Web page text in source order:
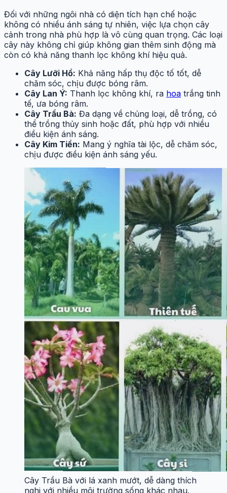
Đối với những ngôi nhà có diện tích hạn chế hoặc
không có nhiều ánh sáng tự nhiên, việc lựa chọn cây
cảnh trong nhà phù hợp là vô cùng quan trọng. Các loại
cây này không chỉ giúp không gian thêm sinh động mà
còn có khả năng thanh lọc không khí hiệu quả.
Cây Lưỡi Hổ: Khả năng hấp thụ độc tố tốt, dễ
chăm sóc, chịu được bóng râm.
Cây Lan Ý: Thanh lọc không khí, ra hoa trắng tinh
tế, ưa bóng râm.
Cây Trầu Bà: Đa dạng về chủng loại, dễ trồng, có
thể trồng thủy sinh hoặc đất, phù hợp với nhiều
điều kiện ánh sáng.
Cây Kim Tiền: Mang ý nghĩa tài lộc, dễ chăm sóc,
chịu được điều kiện ánh sáng yếu.
Cây Trầu Bà với lá xanh mướt, dễ dàng thích
nghi với nhiều môi trường sống khác nhau.